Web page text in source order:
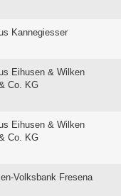
Kannegiesser
Eihusen & Wilken
Co. KG
Eihusen & Wilken
Co. KG
Volksbank Fresena